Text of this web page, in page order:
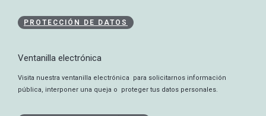
PROTECCIÓN DE DATOS
Ventanilla electrónica
Visita nuestra ventanilla electrónica para solicitarnos información
pública, interponer una queja o proteger tus datos personales.